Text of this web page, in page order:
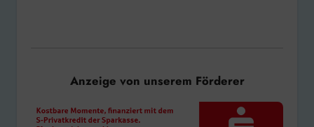
Anzeige von unserem Förderer